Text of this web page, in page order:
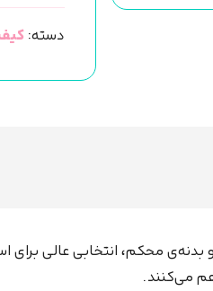
دسته:
محکم، انتخابی عالی
می‌کنند.